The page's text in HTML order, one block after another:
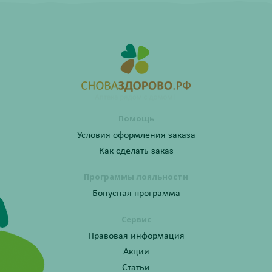
Помощь
Условия оформления заказа
Как сделать заказ
Программы лояльности
Бонусная программа
Сервис
Правовая информация
Акции
Статьи